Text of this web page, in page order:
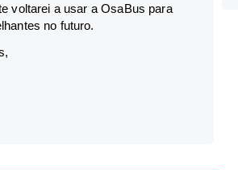
voltarei a usar a OsaBus para
no futuro.